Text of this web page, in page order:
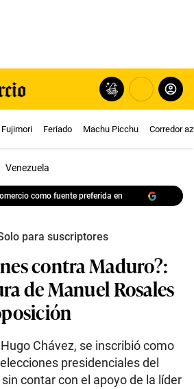
Feriado Machu Picchu Corredor
Venezuela
como fuente preferida en
para suscriptores
contra Maduro?:
de Manuel Rosales
Chávez, se inscribió como
presidenciales del
contar con el apoyo de la líder